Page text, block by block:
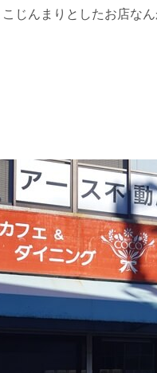
じんまりとしたお店な